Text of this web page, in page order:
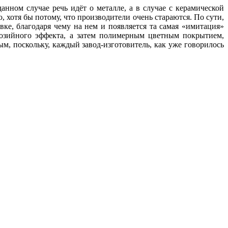
случае речь идёт о металле, а в случае с керамической
бы потому, что производители очень стараются. По сути,
благодаря чему на нем и появляется та самая «имитация»
эффекта, а затем полимерным цветным покрытием,
поскольку, каждый завод-изготовитель, как уже говорилось